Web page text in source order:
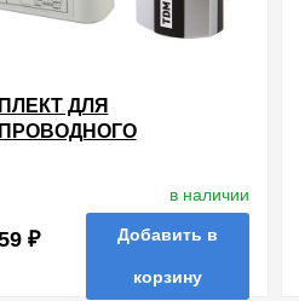
ДЛЯ
"УЮТНЫЙ ДОМ"
TDM
₽
в наличии
Добавить в
корзину